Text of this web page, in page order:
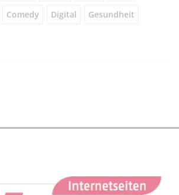
Comedy Digital Gesundheit